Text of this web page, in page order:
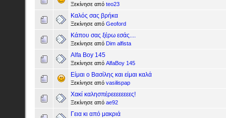
Ξεκίνησε από teo23
Καλός σας βρήκα
Ξεκίνησε από Geoford
Κάπου σας ξέρω εσάς....
Ξεκίνησε από Dim alfista
Alfa Boy 145
Ξεκίνησε από AlfaBoy 145
Είμαι ο Βασίλης και είμαι καλά
Ξεκίνησε από vasilispap
Χακί καλησπέρεεεεεεεες!
Ξεκίνησε από ae92
Γεια κι από μακριά